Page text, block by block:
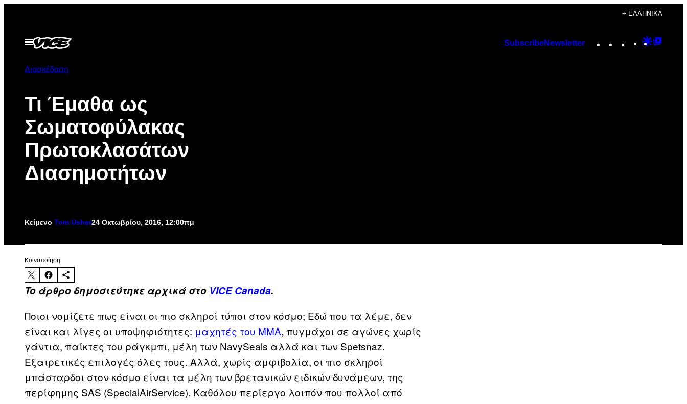
περιεχόμενο
+ ΕΛΛΗΝΙΚΆ
Ανοίξτε
το
SubscribeNewsletter Instagram
TikTok
YouTube
Google
Διασκέδαση
Τι Έμαθα ως
Σωματοφύλακας
Πρωτοκλασάτων
Διασημοτήτων
Κείμενο Tom Usher24 Οκτωβρίου, 2016, 12:00πμ
Kοινοποίηση
To άρθρο δημοσιεύτηκε αρχικά στο VICE Canada.
Ποιοι νομίζετε πως είναι οι πιο σκληροί τύποι στον κόσμο; Εδώ που τα λέμε, δεν
είναι και λίγες οι υποψηφιότητες: μαχητές του MMA, πυγμάχοι σε αγώνες χωρίς
γάντια, παίκτες του ράγκμπι, μέλη των NavySeals αλλά και των Spetsnaz.
Εξαιρετικές επιλογές όλες τους. Αλλά, χωρίς αμφιβολία, οι πιο σκληροί
μπάσταρδοι στον κόσμο είναι τα μέλη των βρετανικών ειδικών δυνάμεων, της
περίφημης SAS (SpecialAirService). Καθόλου περίεργο λοιπόν που πολλοί από